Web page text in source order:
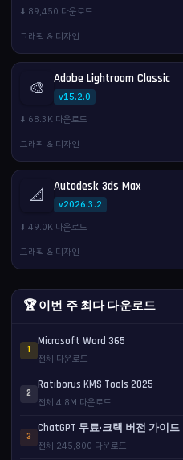
⬇️ 89,450 다운로드
그래픽 & 디자인
🎨 Adobe Lightroom Classic
v15.2.0
⬇️ 68.3K 다운로드
그래픽 & 디자인
📐 Autodesk 3ds Max
v2026.3.2
⬇️ 49.0K 다운로드
그래픽 & 디자인
🏆 이번 주 최다 다운로드
1
Microsoft Word 365
전체 다운로드
2
Ratiborus KMS Tools 2025
전체 4.8M 다운로드
3
ChatGPT 무료·크랙 버전 가이드
전체 245,800 다운로드